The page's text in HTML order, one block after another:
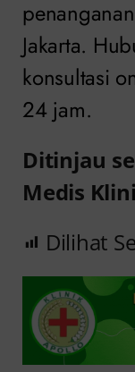
Jakarta.
konsultasi
24 jam.
Ditinjau
Medis
Dilihat